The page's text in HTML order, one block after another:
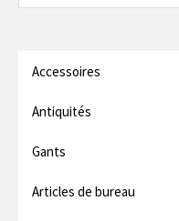
Accessoires
Antiquités
Gants
Articles de bureau